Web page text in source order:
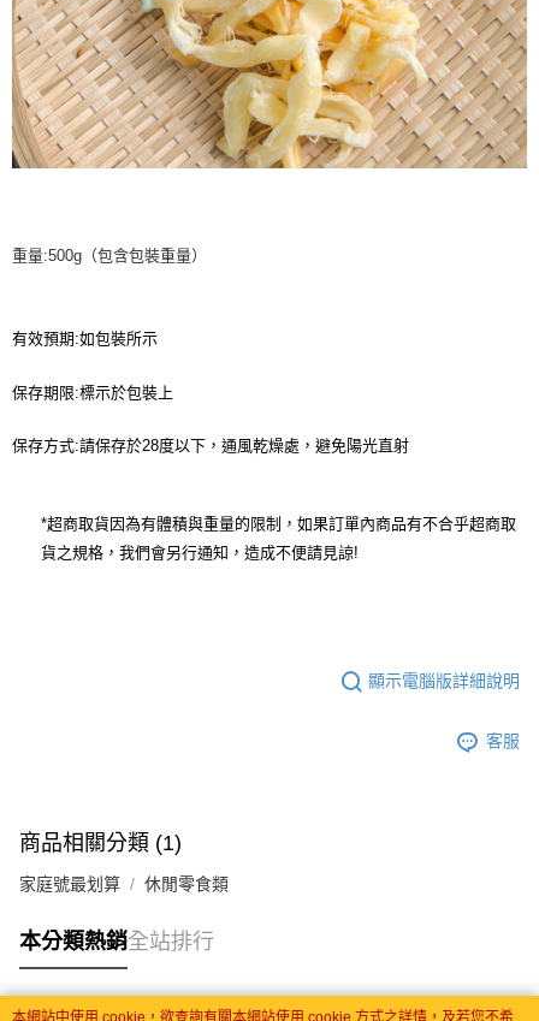
重量:500g（包含包裝重量）
有效預期:如包裝所示
保存期限:標示於包裝上
保存方式:請保存於28度以下，通風乾燥處，避免陽光直射
*超商取貨因為有體積與重量的限制，如果訂單內商品有不合乎超商取
貨之規格，我們會另行通知，造成不便請見諒!
顯示電腦版詳細說明
客服
商品相關分類 (1)
家庭號最划算 休閒零食類
本分類熱銷全站排行
本網站中使用 cookie，欲查詢有關本網站使用 cookie 方式之詳情，及若您不希